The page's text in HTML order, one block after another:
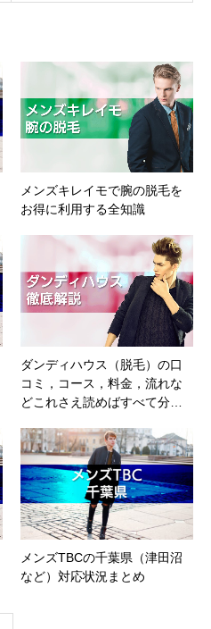
メンズキレイモで腕の脱毛を
お得に利用する全知識
ダンディハウス（脱毛）の口
コミ，コース，料金，流れな
どこれさえ読めばすべて分…
メンズTBCの千葉県（津田沼
など）対応状況まとめ